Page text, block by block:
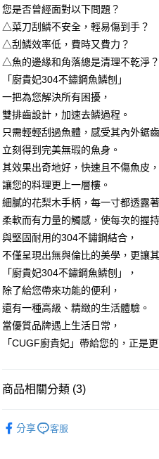
２．訂單成立數日內，您將收到繳費通知
３．收到繳費通知簡訊後14天內，點擊
／ATM／網路銀行／等多元方式進行付
※ 請注意：結帳手續完成當下不需立刻
絡購買商品的店家。未經商家同意取消
※ 交易是否成功請以「AFTEE先享後付
是否繳費成功／繳費後需取消欲退款等
付客戶支援中心」 https://
【注意事項】
１．透過由恩沛科技股份有限公司提供
求債權轉讓予恩沛科技股份有限公司。
２．關於個人資料處理事宜，請瀏覽以下
https://aftee.tw/terms/#terms3
３．未成年的使用者請事先徵得法定代
「AFTEE先享後付」，若未經同意申辦
任。
即時審查核予不同之上限額度；若仍有
結果請求用戶進行身份認證。
５．嚴禁一人註冊多個帳號或使用他人
形，恩沛科技股份有限公司將有權停止
動。
7-11取貨付款
每筆NT$60，滿NT$499(含以上)免
7-11取貨(快速到店)
宅配
每筆NT$100，滿NT$799(含以上)免
離島宅配
每筆NT$150
您是否曾經面對以下問題？
△菜刀刮鱗不安全，輕易傷到手？
△刮鱗效率低，費時又費力？
△魚的邊緣和角落總是清理不乾淨？
「廚貴妃304不鏽鋼魚鱗刨」
一把為您解決所有困擾，
雙排齒設計，加速去鱗過程。
只需輕輕刮過魚體，感受其內外鋸
立刻得到完美無瑕的魚身。
其效果出奇地好，快速且不傷魚皮，
讓您的料理更上一層樓。
細膩的花梨木手柄，每一寸都透露
柔軟而有力量的觸感，使每次的握
與堅固耐用的304不鏽鋼結合，
不僅呈現出無與倫比的美學，更讓
「廚貴妃304不鏽鋼魚鱗刨」，
除了給您帶來功能的便利，
還有一種高級、精緻的生活體驗。
當優質品牌遇上生活日常，
「CUGF廚貴妃」帶給您的，正是
商品相關分類 (3)
分享 客服